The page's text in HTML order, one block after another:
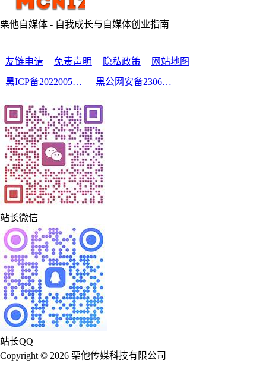
栗他自媒体 - 自我成长与自媒体创业指南
友链申请 免责声明 隐私政策
网站地图
黑ICP备2022005210号-2
黑公网安备23060302000213号
站长微信
站长QQ
Copyright © 2026 栗他传媒科技有限公司